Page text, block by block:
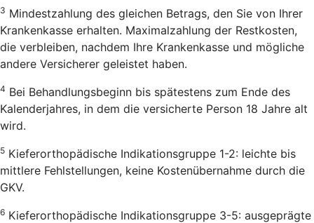
3 Mindestzahlung des gleichen Betrags, den Sie von Ihrer
Krankenkasse erhalten. Maximalzahlung der Restkosten,
die verbleiben, nachdem Ihre Krankenkasse und mögliche
andere Versicherer geleistet haben.
4 Bei Behandlungsbeginn bis spätestens zum Ende des
Kalenderjahres, in dem die versicherte Person 18 Jahre alt
wird.
5 Kieferorthopädische Indikationsgruppe 1-2: leichte bis
mittlere Fehlstellungen, keine Kostenübernahme durch die
GKV.
6 Kieferorthopädische Indikationsgruppe 3-5: ausgeprägte